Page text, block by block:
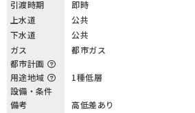
引渡時期
即時
上水道
公共
下水道
公共
ガス
都市ガス
都市計画
用途地域
1種低層
設備・条件
備考
高低差あり